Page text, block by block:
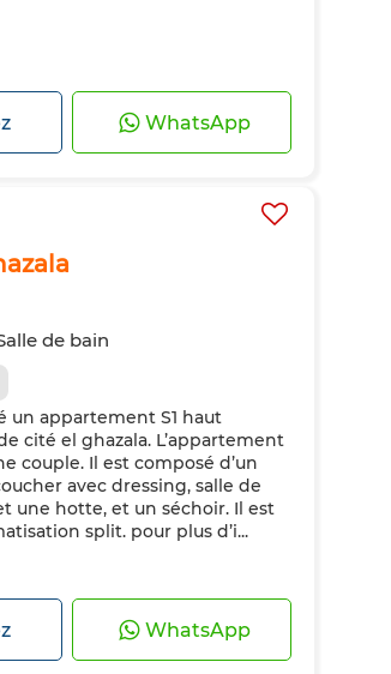
WhatsApp
de bain
un appartement S1 haut
cité el ghazala. L’appartement
couple. Il est composé d’un
avec dressing, salle de
une hotte, et un séchoir. Il est
split. pour plus d’i...
WhatsApp